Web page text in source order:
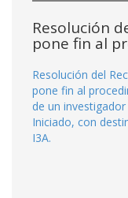
Resolución
pone fin al
Resolución del
pone fin al
de un
Iniciado, con
I3A.